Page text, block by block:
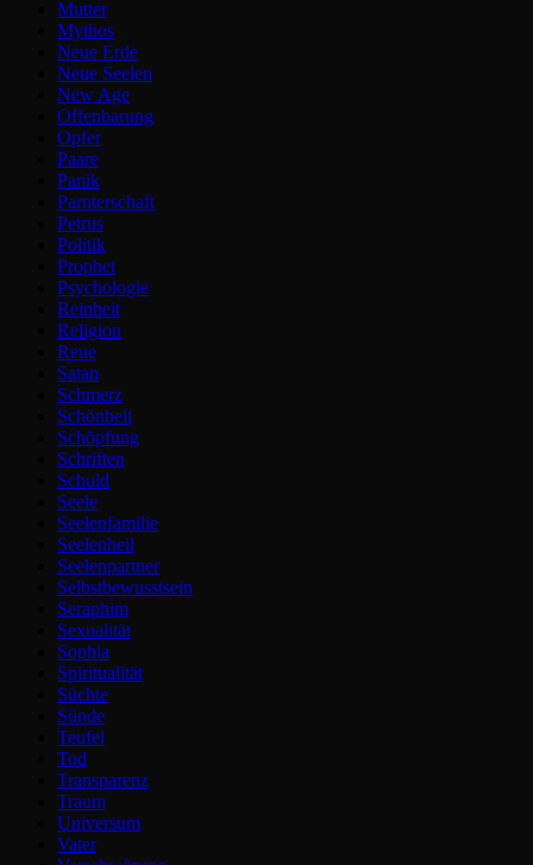
Mutter
Mythos
Neue Erde
Neue Seelen
New Age
Offenbarung
Opfer
Paare
Panik
Parnterschaft
Petrus
Politik
Prophet
Psychologie
Reinheit
Religion
Reue
Satan
Schmerz
Schönheit
Schöpfung
Schriften
Schuld
Seele
Seelenfamilie
Seelenheil
Seelenpartner
Selbstbewusstsein
Seraphim
Sexualität
Sophia
Spiritualität
Süchte
Sünde
Teufel
Tod
Transparenz
Traum
Universum
Vater